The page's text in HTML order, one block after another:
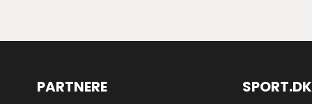
PARTNERE SPORT.DK